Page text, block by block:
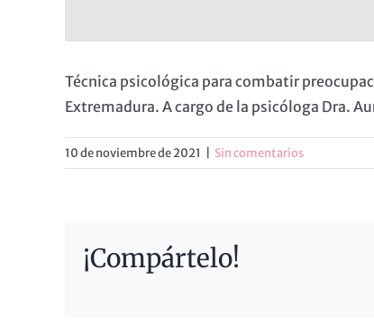
Técnica psicológica para combatir
Extremadura. A cargo de la psicóloga Dra.
10 de noviembre de 2021 Sin comentarios
¡Compártelo!